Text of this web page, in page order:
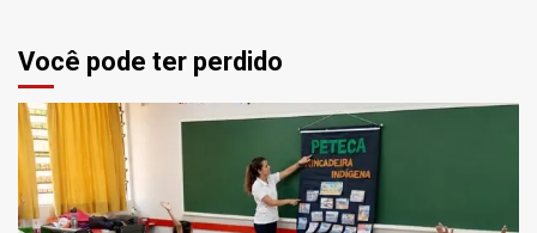
Você pode ter perdido